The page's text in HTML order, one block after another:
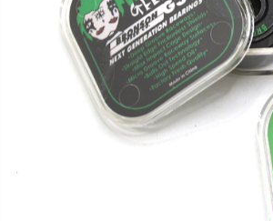
VOICE
AKIRA
2021.09.02